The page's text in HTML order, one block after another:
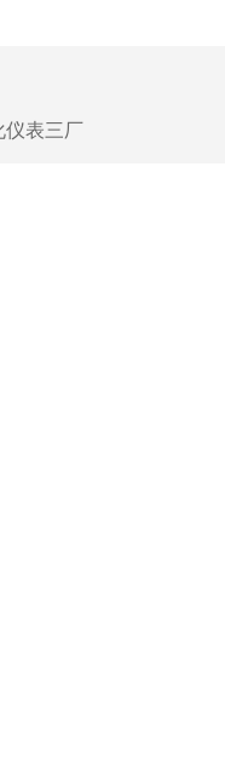
仪表三厂